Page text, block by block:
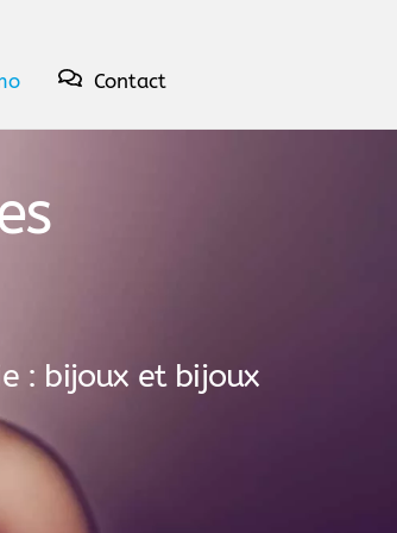
Contact
: bijoux et bijoux